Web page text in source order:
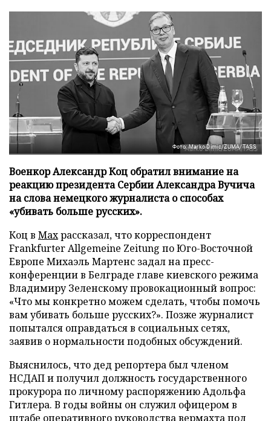
Фото: Marko Dimic/ZUMA/TASS
Военкор Александр Коц обратил внимание на
реакцию президента Сербии Александра Вучича
на слова немецкого журналиста о способах
«убивать больше русских».
Коц в Махрассказал, что корреспондент
Frankfurter Allgemeine Zeitung по Юго-Восточной
Европе Михаэль Мартенс задал на пресс-
конференции в Белграде главе киевского режима
Владимиру Зеленскому провокационный вопрос:
«Что мы конкретно можем сделать, чтобы помочь
вам убивать больше русских?». Позже журналист
попытался оправдаться в социальных сетях,
заявив о нормальности подобных обсуждений.
Выяснилось, что дед репортера был членом
НСДАП и получил должность государственного
прокурора по личному распоряжению Адольфа
Гитлера. В годы войны он служил офицером в
штабе оперативного руководства вермахта под